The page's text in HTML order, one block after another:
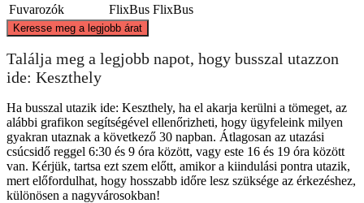
Fuvarozók
FlixBus FlixBus
Keresse meg a legjobb árat
©
Találja meg a legjobb napot, hogy busszal utazzon
ide: Keszthely
Ha busszal utazik ide: Keszthely, ha el akarja kerülni a tömeget, az
alábbi grafikon segítségével ellenőrizheti, hogy ügyfeleink milyen
gyakran utaznak a következő 30 napban. Átlagosan az utazási
csúcsidő reggel 6:30 és 9 óra között, vagy este 16 és 19 óra között
van. Kérjük, tartsa ezt szem előtt, amikor a kiindulási pontra utazik,
mert előfordulhat, hogy hosszabb időre lesz szüksége az érkezéshez,
különösen a nagyvárosokban!